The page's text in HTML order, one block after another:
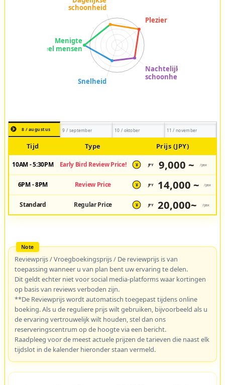
8 / augustus 9 / september 10 / oktober 11 / november
Tijd Type Prijs (JPY)
10AM - 5:30PM Early Bird Review Price! ¥ JPY 9,000 ~ /pax
6PM - 8PM Review Price ¥ JPY 14,000 ~ /pax
Standard Regular Price ¥ JPY 20,000~ /pax
Reviewprijs / Vroegboekingsprijs / De reviewprijs is van
toepassing wanneer u van plan bent uw ervaring te delen.
Dit geldt echter niet voor social media-platforms waar kortingen
op basis van reviews verboden zijn.
**De Reviewprijs wordt automatisch toegepast tijdens online
boeking. Als u de reguliere prijs wilt gebruiken, bijvoorbeeld als u
de ervaring vertrouwelijk wilt houden, stel dan ons
reserveringscentrum op de hoogte via een bericht.
Raadpleeg voor de meest actuele prijzen de tarieven die naast elk
tijdslot in de kalender hieronder staan vermeld.